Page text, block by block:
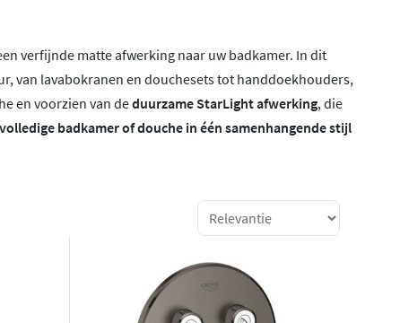
verfijnde matte afwerking naar uw badkamer. In dit
van lavabokranen en douchesets tot handdoekhouders,
en voorzien van deduurzame StarLight afwerking, die
badkamer of douche in één samenhangende stijl